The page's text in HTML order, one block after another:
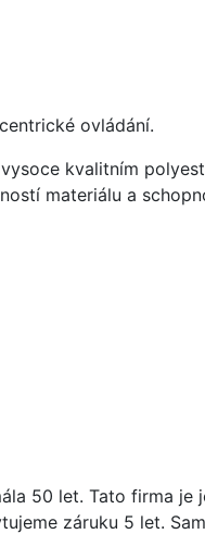
ovládání.
kvalitním
materiálu a
50 let. Tato firma
záruku 5 let.